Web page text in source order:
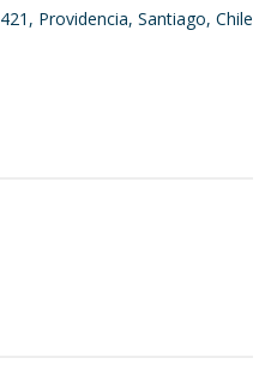
Providencia, Santiago, Chile